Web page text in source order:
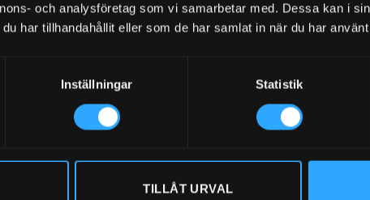
och analysföretag som vi samarbetar med. Dessa kan i
har tillhandahållit eller som de har samlat in när du har
Inställningar Statistik
TILLÅT URVAL
AdBlue 440/50 Liter DT-Mobile Easy